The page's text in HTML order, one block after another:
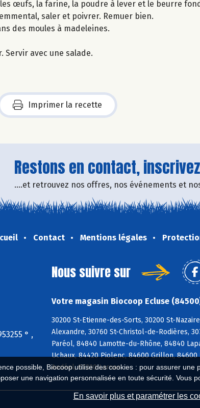
possible, Biocoop utilise des cookies : pour assurer
une navigation personnalisée en toute sécurité. Vous
En savoir plus et paramétrer les
les œufs, la farine, la poudre à lever et le beurre
saler et poivrer. Remuer bien.
des moules à madeleines.
Servir avec une salade.
Imprimer la recette
Restons en contact,
....et retrouvez nos offres, nos événements et
Contact Mentions légales
° ,
Nous suivre sur
Votre magasin Biocoop Ecluse
30200 St-Etienne-des-Sorts, 30200 St-
Alexandre, 30760 St-Christol-de-Rodières,
Paréol, 84840 Lamotte-du-Rhône, 84840
Uchaux, 84420 Piolenc, 84600 Grillon,
Andéol, 07220 Larnas